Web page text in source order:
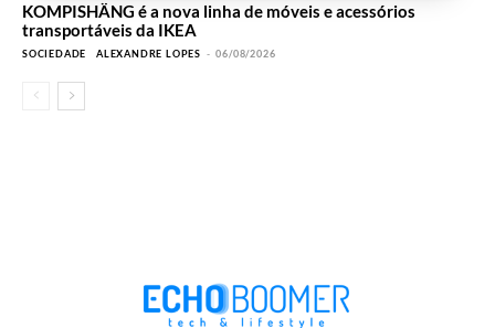
KOMPISHÄNG é a nova linha de móveis e acessórios
transportáveis da IKEA
SOCIEDADE ALEXANDRE LOPES - 06/08/2026